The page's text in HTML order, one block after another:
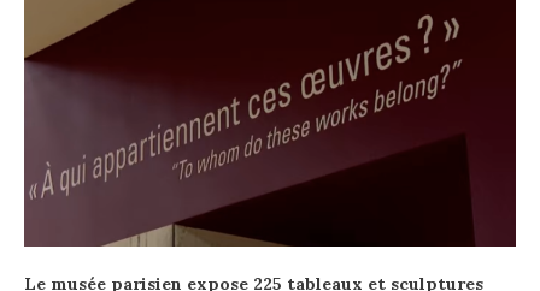
Le musée parisien expose 225 tableaux et sculptures